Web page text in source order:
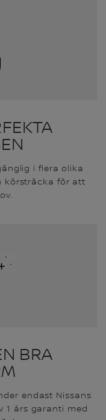
i flera olika
körsträcka för att
BRA
endast Nissans
1 års garanti med